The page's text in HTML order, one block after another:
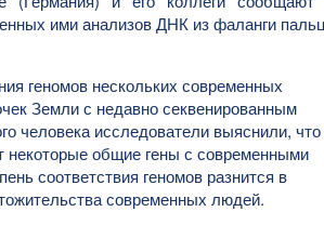
ими анализов ДНК из фаланги
геномов нескольких современных
Земли с недавно секвенированным
человека исследователи выяснили, что
некоторые общие гены с современными
соответствия геномов разнится в
современных людей.